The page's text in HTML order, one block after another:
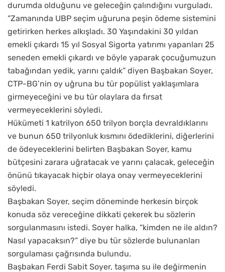
durumda olduğunu ve geleceğin çalındığını vurguladı.
“Zamanında UBP seçim uğuruna peşin ödeme sistemini
getirirken herkes alkışladı. 30 Yaşındakini 30 yıldan
emekli çıkardı 15 yıl Sosyal Sigorta yatırımı yapanları 25
seneden emekli çıkardı ve böyle yaparak çocuğumuzun
tabağından yedik, yarını çaldık” diyen Başbakan Soyer,
CTP-BG’nin oy uğruna bu tür popülist yaklaşımlara
girmeyeceğini ve bu tür olaylara da fırsat
vermeyeceklerini söyledi.
Hükümeti 1 katrilyon 650 trilyon borçla devraldıklarını
ve bunun 650 trilyonluk kısmını ödediklerini, diğerlerini
de ödeyeceklerini belirten Başbakan Soyer, kamu
bütçesini zarara uğratacak ve yarını çalacak, geleceğin
önünü tıkayacak hiçbir olaya onay vermeyeceklerini
söyledi.
Başbakan Soyer, seçim döneminde herkesin birçok
konuda söz vereceğine dikkati çekerek bu sözlerin
sorgulanmasını istedi. Soyer halka, “kimden ne ile aldın?
Nasıl yapacaksın?” diye bu tür sözlerde bulunanları
sorgulaması çağrısında bulundu.
Başbakan Ferdi Sabit Soyer, taşıma su ile değirmenin